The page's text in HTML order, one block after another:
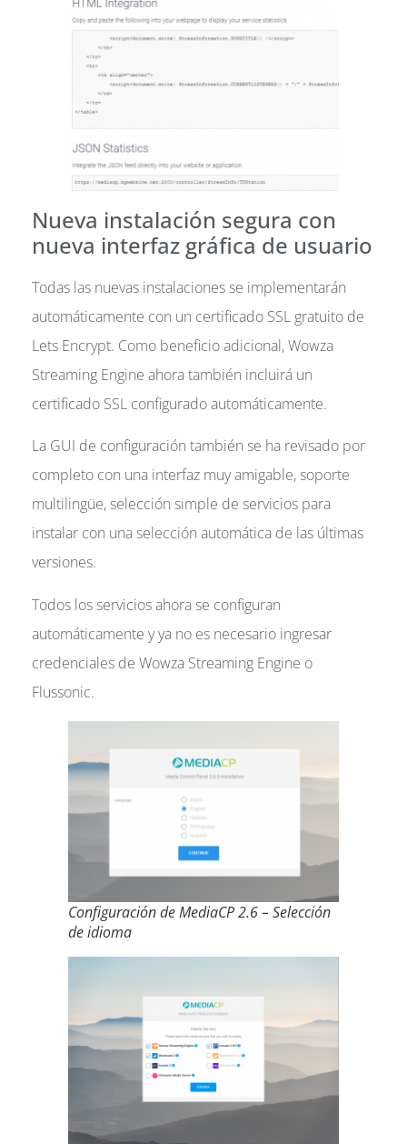
Nueva instalación segura con
nueva interfaz gráfica de usuario
Todas las nuevas instalaciones se implementarán
automáticamente con un certificado SSL gratuito de
Lets Encrypt. Como beneficio adicional, Wowza
Streaming Engine ahora también incluirá un
certificado SSL configurado automáticamente.
La GUI de configuración también se ha revisado por
completo con una interfaz muy amigable, soporte
multilingüe, selección simple de servicios para
instalar con una selección automática de las últimas
versiones.
Todos los servicios ahora se configuran
automáticamente y ya no es necesario ingresar
credenciales de Wowza Streaming Engine o
Flussonic.
Configuración de MediaCP 2.6 – Selección
de idioma